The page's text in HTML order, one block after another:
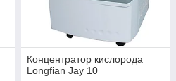
Концентратор кислорода
Longfian Jay 10